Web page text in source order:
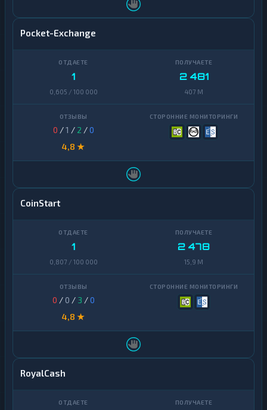
Pocket-Exchange
1
0,605 / 100 000
2 481
407 M
0 /1 / 2 /0
4,8 ★
CoinStart
1
0,807 / 100 000
2 478
15,9 M
0 / 0 / 3 /0
4,8 ★
RoyalCash